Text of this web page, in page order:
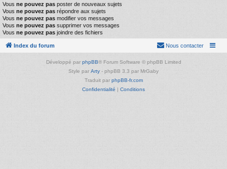
Vous ne pouvez pas poster de nouveaux sujets
Vous ne pouvez pas répondre aux sujets
Vous ne pouvez pas modifier vos messages
Vous ne pouvez pas supprimer vos messages
Vous ne pouvez pas joindre des fichiers
Index du forum Nous contacter
Développé par phpBB® Forum Software © phpBB Limited
Style par Arty - phpBB 3.3 par MrGaby
Traduit par phpBB-fr.com
Confidentialité | Conditions